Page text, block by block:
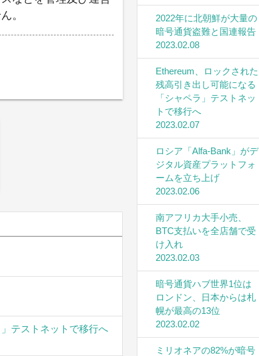
。
テストネットで移行へ
2022年に北朝鮮が大量の
暗号通貨盗難と国連報告
2023.02.08
Ethereum、ロックされた
残高引き出し可能になる
「シャペラ」テストネッ
トで移行へ
2023.02.07
ロシア「Alfa-Bank」がデ
ジタル資産プラットフォ
ームを立ち上げ
2023.02.06
南アフリカ大手小売、
BTC支払いを全店舗で受
け入れ
2023.02.03
暗号通貨ハブ世界1位は
ロンドン、日本からは札
幌が最高の13位
2023.02.02
ミリオネアの82%が暗号